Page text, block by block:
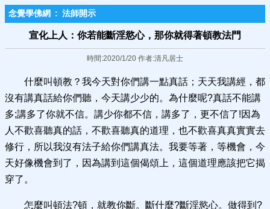
念覺學佛網 : 法師開示
宣化上人：你若能斷淫慾心，那你就得著頓教法門
時間:2020/1/20 作者:清凡居士
什麼叫頓教？我今天對你們講一點真話；天天我講經，都
沒有講真話給你們聽，今天講少少的。為什麼呢?真話不能講
多;講多了你就不信。講少你都不信，講多了，更不信了!因為
人不歡喜聽真的話，不歡喜聽真的道理，也不歡喜真真實實去
修行，所以我沒有法子給你們講真法。我要等著，等機會，今
天好像機會到了，因為講到這個偈頌上，這個道理應該把它揭
穿了。
怎麼叫頓法?頓，就教你斷。斷什麼?斷淫慾心。做得到?